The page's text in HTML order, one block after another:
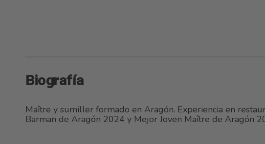
Biografía
Maître y sumiller formado en Aragón. Experiencia en
Barman de Aragón 2024 y Mejor Joven Maître de Aragón